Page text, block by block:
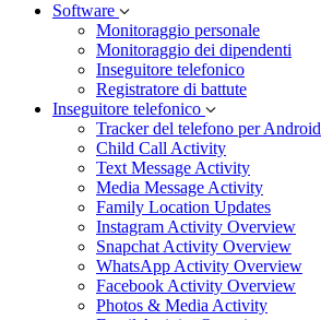
Software
Monitoraggio personale
Monitoraggio dei dipendenti
Inseguitore telefonico
Registratore di battute
Inseguitore telefonico
Tracker del telefono per Android
Child Call Activity
Text Message Activity
Media Message Activity
Family Location Updates
Instagram Activity Overview
Snapchat Activity Overview
WhatsApp Activity Overview
Facebook Activity Overview
Photos & Media Activity